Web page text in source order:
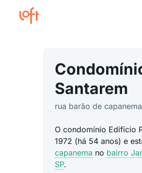
Santarem
rua barão de
O condomínio Edificio
1972 (há 54 anos) e
capanema no bairro
SP.